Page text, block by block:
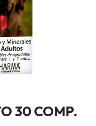
30 COMP.